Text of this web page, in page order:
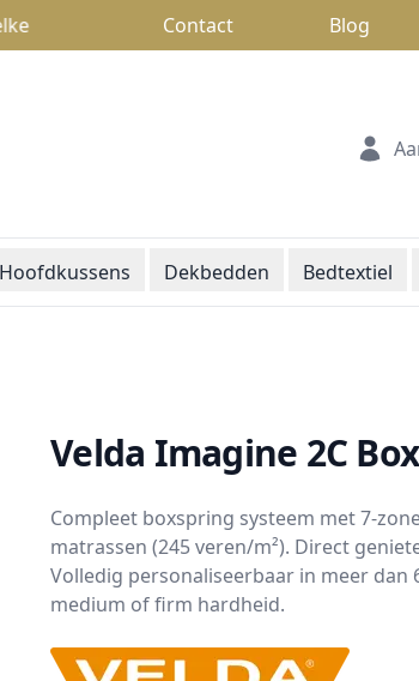
open van 13u tot 18u
Contact Blog
Hoofdkussens Dekbedden Bedtextiel
Velda Imagine 2C
Compleet boxspring systeem met 7-
matrassen (245 veren/m²). Direct
Volledig personaliseerbaar in meer
medium of firm hardheid.